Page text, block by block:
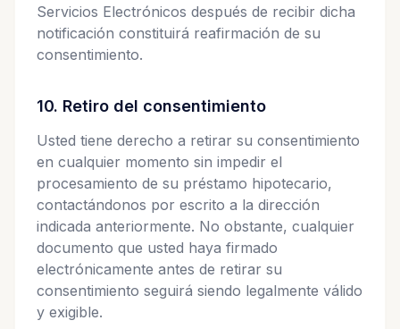
Servicios Electrónicos después de recibir dicha
notificación constituirá reafirmación de su
consentimiento.
10. Retiro del consentimiento
Usted tiene derecho a retirar su consentimiento
en cualquier momento sin impedir el
procesamiento de su préstamo hipotecario,
contactándonos por escrito a la dirección
indicada anteriormente. No obstante, cualquier
documento que usted haya firmado
electrónicamente antes de retirar su
consentimiento seguirá siendo legalmente válido
y exigible.